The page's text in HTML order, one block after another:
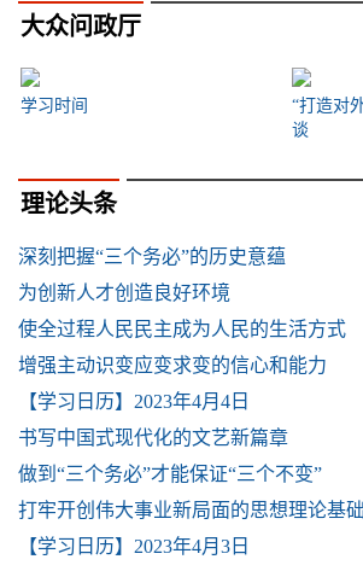
大众问政厅
学习时间
“打造对
谈
理论头条
深刻把握“三个务必”的历史意蕴
为创新人才创造良好环境
使全过程人民民主成为人民的生活方式
增强主动识变应变求变的信心和能力
【学习日历】2023年4月4日
书写中国式现代化的文艺新篇章
做到“三个务必”才能保证“三个不变”
打牢开创伟大事业新局面的思想理论基础
【学习日历】2023年4月3日